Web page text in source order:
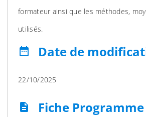
formateur ainsi que les méthodes,
utilisés.
date_range Date de
22/10/2025
description Fiche Programme